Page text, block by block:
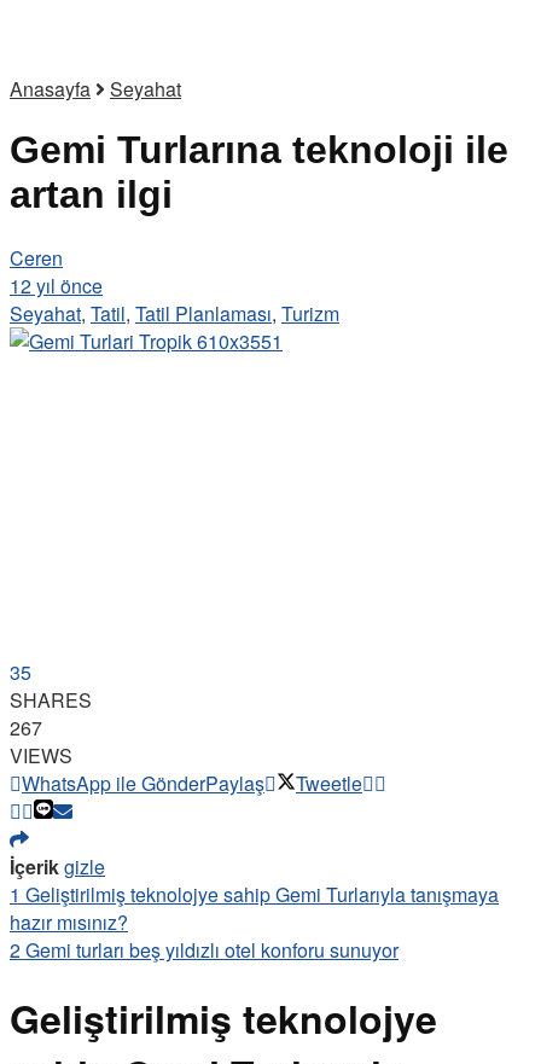
Anasayfa Seyahat
Gemi Turlarına teknoloji ile
artan ilgi
Ceren
12 yıl önce
Seyahat, Tatil, Tatil Planlaması, Turizm
35
SHARES
267
VIEWS
WhatsApp ile GönderPaylaş Tweetle
İçerikgizle
1 Geliştirilmiş teknolojye sahip Gemi Turlarıyla tanışmaya
hazır mısınız?
2Gemi turları beş yıldızlı otel konforu sunuyor
Geliştirilmiş teknolojye